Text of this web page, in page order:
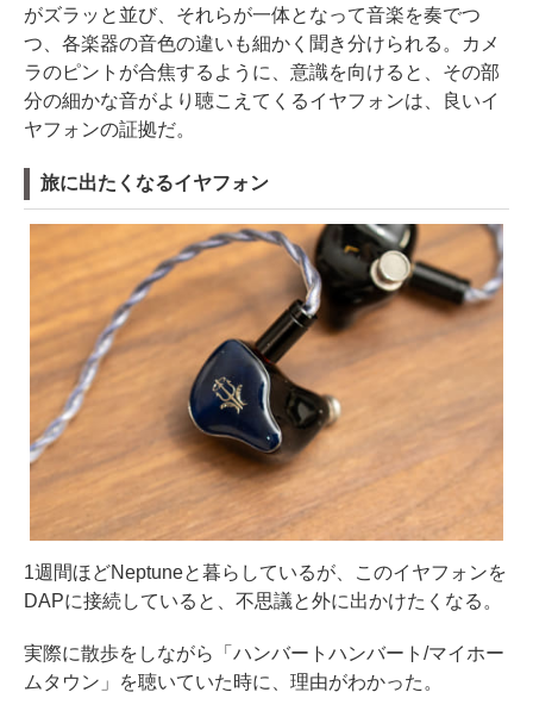
がズラッと並び、それらが一体となって音楽を奏でつ
つ、各楽器の音色の違いも細かく聞き分けられる。カメ
ラのピントが合焦するように、意識を向けると、その部
分の細かな音がより聴こえてくるイヤフォンは、良いイ
ヤフォンの証拠だ。
旅に出たくなるイヤフォン
1週間ほどNeptuneと暮らしているが、このイヤフォンを
DAPに接続していると、不思議と外に出かけたくなる。
実際に散歩をしながら「ハンバートハンバート/マイホー
ムタウン」を聴いていた時に、理由がわかった。